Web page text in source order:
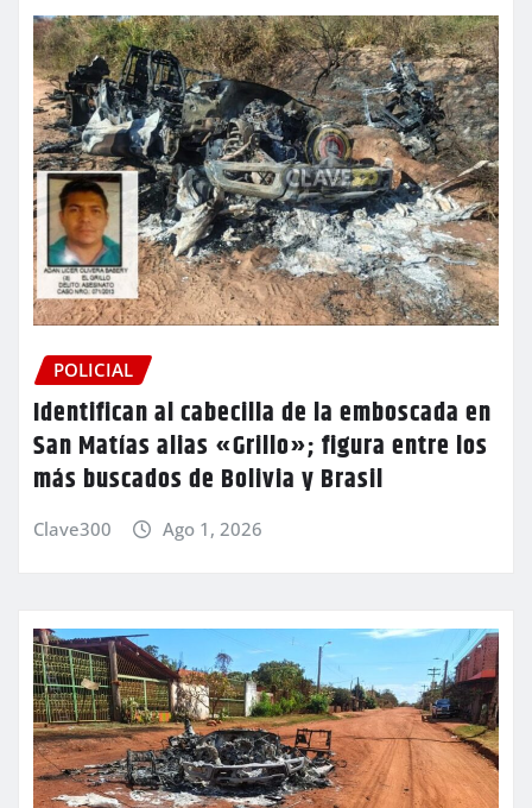
POLICIAL
Identifican al cabecilla de la emboscada en
San Matías alias «Grillo»; figura entre los
más buscados de Bolivia y Brasil
Clave300 Ago 1, 2026